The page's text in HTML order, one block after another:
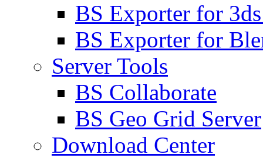
BS Exporter for
BS Exporter for
Server Tools
BS Collaborate
BS Geo Grid Server
Download Center